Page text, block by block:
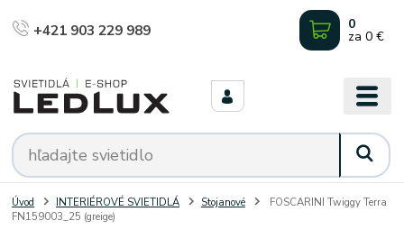
+421 903 229 989 0
za 0 €
Úvod INTERIÉROVÉ SVIETIDLÁ Stojanové
FOSCARINI Twiggy Terra
FN159003_25 (greige)